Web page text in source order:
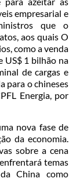
empresarial e
que o
aos quais O
como a venda
US$ 1 bilhão na
de cargas e
para o chineses
Energia, por
nova fase de
da economia.
sobre a cena
temas
China como